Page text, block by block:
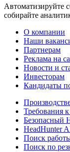
Автоматизируйте
собирайте
О компании
Наши
Партнерам
Реклама на
Новости и
Инвесторам
Кандидаты
Требования
Безопасный
HeadHunter
Поиск
Поиск по